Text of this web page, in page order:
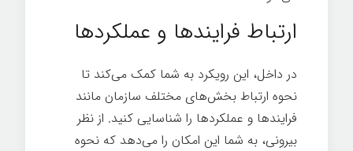
ارتباط فرایندها و عملکردها
در داخل، این رویکرد به شما کمک می‌کند تا
نحوه ارتباط بخش‌های مختلف سازمان مانند
فرایندها و عملکردها را شناسایی کنید. از نظر
بیرونی، به شما این امکان را می‌دهد که نحوه